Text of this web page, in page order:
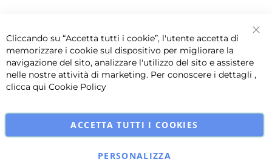
Cliccando su “Accetta tutti i cookie”, l'utente accetta di
memorizzare i cookie sul dispositivo per migliorare la
navigazione del sito, analizzare l'utilizzo del sito e assistere
nelle nostre attività di marketing. Per conoscere i dettagli ,
clicca qui Cookie Policy
ACCETTA TUTTI I COOKIES
PERSONALIZZA